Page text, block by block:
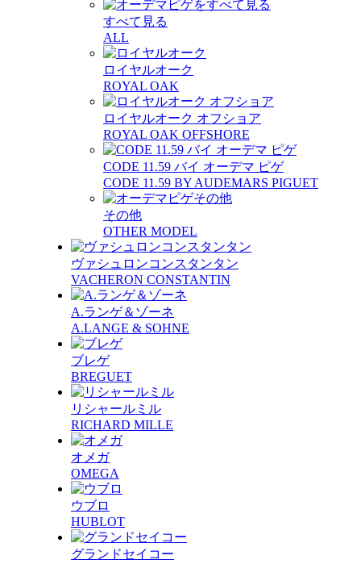
すべて見る
ALL
ロイヤルオーク
ROYAL OAK
ロイヤルオーク オフショア
ROYAL OAK OFFSHORE
CODE 11.59 バイ オーデマ ピゲ
CODE 11.59 BY AUDEMARS PIGUET
その他
OTHER MODEL
ヴァシュロンコンスタンタン
VACHERON CONSTANTIN
A.ランゲ＆ゾーネ
A.LANGE & SOHNE
ブレゲ
BREGUET
リシャールミル
RICHARD MILLE
オメガ
OMEGA
ウブロ
HUBLOT
グランドセイコー